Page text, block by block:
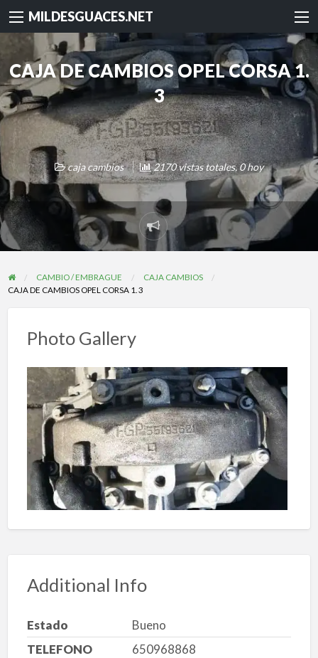
MILDESGUACES.NET
CAJA DE CAMBIOS OPEL CORSA 1.
3
caja cambios 2170 vistas totales, 0 hoy
Reportar
problema
CAMBIO / EMBRAGUE
CAJA CAMBIOS
CAJA DE CAMBIOS OPEL CORSA 1. 3
Photo Gallery
Additional Info
Estado
Bueno
TELEFONO
650968868